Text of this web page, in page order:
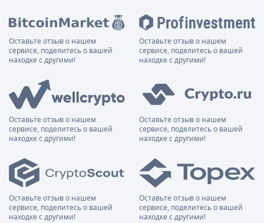
Оставьте отзыв о нашем
сервисе, поделитесь о вашей
находке с другими!
Оставьте отзыв о нашем
сервисе, поделитесь о вашей
находке с другими!
Оставьте отзыв о нашем
сервисе, поделитесь о вашей
находке с другими!
Оставьте отзыв о нашем
сервисе, поделитесь о вашей
находке с другими!
Оставьте отзыв о нашем
сервисе, поделитесь о вашей
находке с другими!
Оставьте отзыв о нашем
сервисе, поделитесь о вашей
находке с другими!